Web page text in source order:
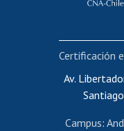
Av.
Campus:
Certificación